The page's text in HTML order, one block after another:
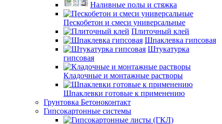
Наливные полы и стяжка
Пескобетон и смеси универсальные
Плиточный клей
Шпаклевка гипсовая
Штукатурка
гипсовая
Кладочные и монтажные растворы
Шпаклевки готовые к применению
Грунтовка Бетоноконтакт
Гипсокартонные системы